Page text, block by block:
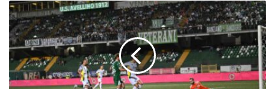
Avellino,
ecco
quando
arriva
Panico.
Per
il